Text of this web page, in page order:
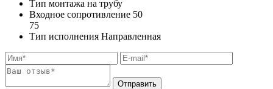
Тип монтажа на трубу
Входное сопротивление 50
75
Тип исполнения Направленная